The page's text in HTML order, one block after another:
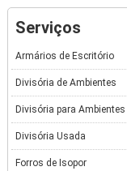
Serviços
Armários de Escritório
Divisória de Ambientes
Divisória para Ambientes
Divisória Usada
Forros de Isopor